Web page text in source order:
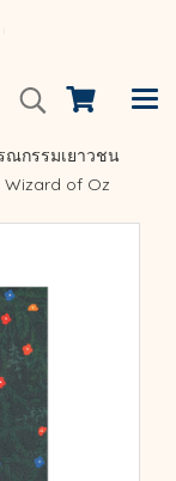
ณกรรมเยาวชน
of Oz